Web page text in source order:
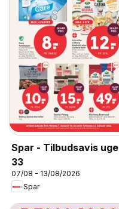
Spar - Tilbudsavis uge
33
07/08 - 13/08/2026
Spar